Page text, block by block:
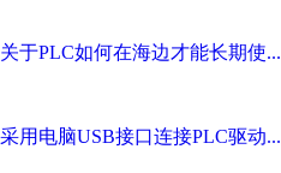
关于PLC如何在海边才能长期使...
采用电脑USB接口连接PLC驱动...